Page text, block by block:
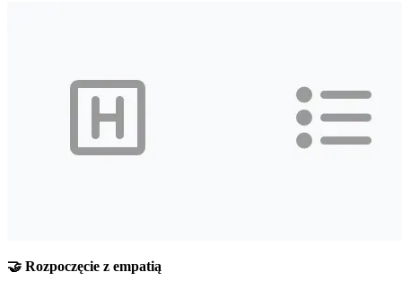
🤝 Rozpoczęcie z empatią